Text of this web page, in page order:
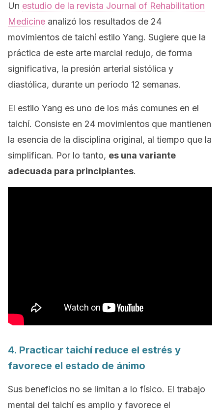
Un estudio de la revista Journal of Rehabilitation
Medicine analizó los resultados de 24
movimientos de taichí estilo Yang. Sugiere que la
práctica de este arte marcial redujo, de forma
significativa, la presión arterial sistólica y
diastólica, durante un período 12 semanas.
El estilo Yang es uno de los más comunes en el
taichí. Consiste en 24 movimientos que mantienen
la esencia de la disciplina original, al tiempo que la
simplifican. Por lo tanto, es una variante
adecuada para principiantes.
4. Practicar taichí reduce el estrés y
favorece el estado de ánimo
Sus beneficios no se limitan a lo físico. El trabajo
mental del taichí es amplio y favorece el